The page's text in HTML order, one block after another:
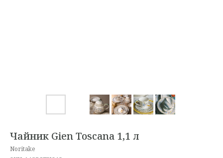
Чайник Gien Toscana 1,1 л
Noritake